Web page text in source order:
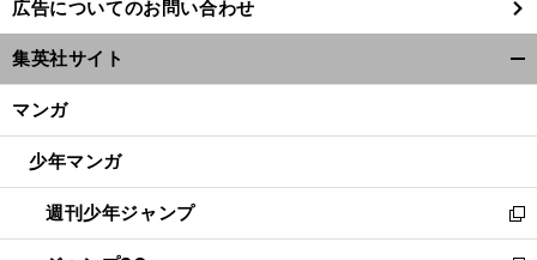
い
ウ
ィ
ン
ウ
開
く
広告についてのお問い合わせ
集英社サイト
マンガ
少年マンガ
週刊少年ジャンプ
新
し